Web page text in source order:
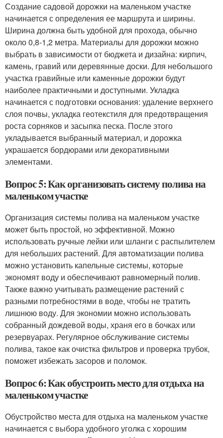
Создание садовой дорожки на маленьком участке
начинается с определения ее маршрута и ширины.
Ширина должна быть удобной для прохода, обычно
около 0,8-1,2 метра. Материалы для дорожки можно
выбрать в зависимости от бюджета и дизайна: кирпич,
камень, гравий или деревянные доски. Для небольшого
участка гравийные или каменные дорожки будут
наиболее практичными и доступными. Укладка
начинается с подготовки основания: удаление верхнего
слоя почвы, укладка геотекстиля для предотвращения
роста сорняков и засыпка песка. После этого
укладывается выбранный материал, и дорожка
украшается бордюрами или декоративными
элементами.
Вопрос 5: Как организовать систему полива на
маленьком участке
Организация системы полива на маленьком участке
может быть простой, но эффективной. Можно
использовать ручные лейки или шланги с распылителем
для небольших растений. Для автоматизации полива
можно установить капельные системы, которые
экономят воду и обеспечивают равномерный полив.
Также важно учитывать размещение растений с
разными потребностями в воде, чтобы не тратить
лишнюю воду. Для экономии можно использовать
собранный дождевой воды, храня его в бочках или
резервуарах. Регулярное обслуживание системы
полива, такое как очистка фильтров и проверка трубок,
поможет избежать засоров и поломок.
Вопрос 6: Как обустроить место для отдыха на
маленьком участке
Обустройство места для отдыха на маленьком участке
начинается с выбора удобного уголка с хорошим